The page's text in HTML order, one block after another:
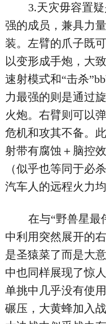
3.天灾毋容置
强的成员，兼具力
装。左臂的爪子既
以变形成手炮，大
速射模式和“击杀
力最强的则是通过
火炮。右臂则可以
危机和攻其不备。
射带有腐蚀＋脑控
（似乎也等同于必
汽车人的远程火力均
在与“野兽星最
中利用突然展开的
是圣猿菜了而是大
中也同样展现了惊
单挑中几乎没有使
碾压，大黄蜂加入